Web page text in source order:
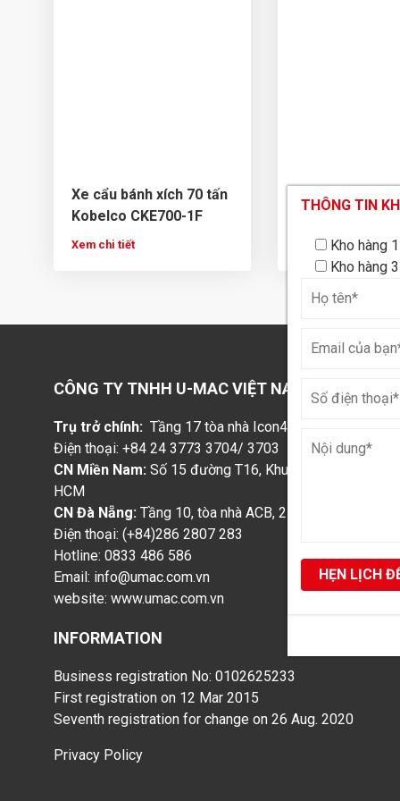
Xe cẩu bánh xích 70 tấn
Kobelco CKE700-1F
Xem chi tiết
Xe cẩu bánh
Xem chi tiết
THÔNG TIN
THÔNG TIN
Kho hàng 1
Kho hàng 3
THÔNG TIN
Kho hàng 1
Kho hàng 3
CÔNG TY TNHH U-MAC VIỆT NAM
Trụ trở chính: Tầng 17 tòa nhà Icon4, 243A Đê La
Điện thoại: +84 24 3773 3704/ 3703
CN Miền Nam: Số 15 đường T16, Khu The Manhattan, P.
HCM
CN Đà Nẵng: Tầng 10, tòa nhà ACB, 218 Bạch Đằng, Q.
Điện thoại: (+84)286 2807 283
Hotline: 0833 486 586
Email: info@umac.com.vn
website: www.umac.com.vn
INFORMATION
Business registration No: 0102625233
First registration on 12 Mar 2015
Seventh registration for change on 26 Aug. 2020
Privacy Policy